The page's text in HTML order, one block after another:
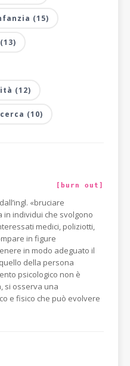
(15)
(12)
(10)
[burn out]
«bruciare
in individui che svolgono
medici, poliziotti,
in figure
in modo adeguato il
della persona
psicologico non è
si osserva una
e fisico che può evolvere